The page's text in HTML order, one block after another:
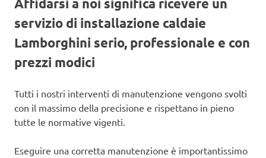
servizio di installazione caldaie
Lamborghini serio, professionale e con
prezzi modici
Tutti i nostri interventi di manutenzione vengono svolti
con il massimo della precisione e rispettano in pieno
tutte le normative vigenti.
Eseguire una corretta manutenzione è importantissimo